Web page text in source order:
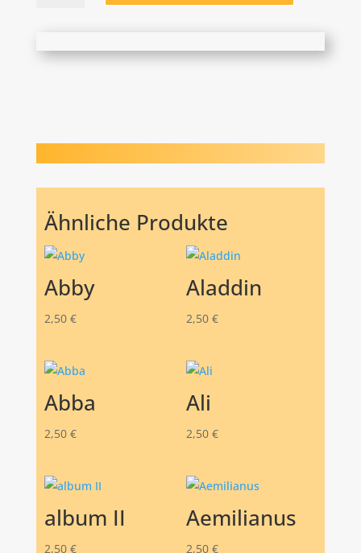
Ähnliche Produkte
Abby
2,50 €
Aladdin
2,50 €
Abba
2,50 €
Ali
2,50 €
album II
2,50 €
Aemilianus
2,50 €